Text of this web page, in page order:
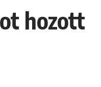
hozott